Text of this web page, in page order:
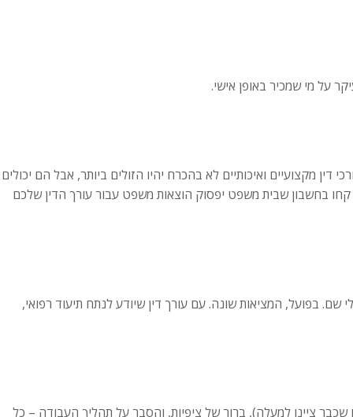
על מי שמכיר באופן אישי.
מקצועיים ואיכותיים לא בהכרח יהיו הזולים ביותר, אבל הם יכולים
בחשבון שבית משפט יפסוק הוצאות משפט עבור עורך הדין שלכם
בפועל, המציאות שונה. עם עורך דין שיודע לנתח תיעוד רפואי,
שכבר ציינו למעלה), ברור של ציפיות, והסבר על תהליך העבודה – כל